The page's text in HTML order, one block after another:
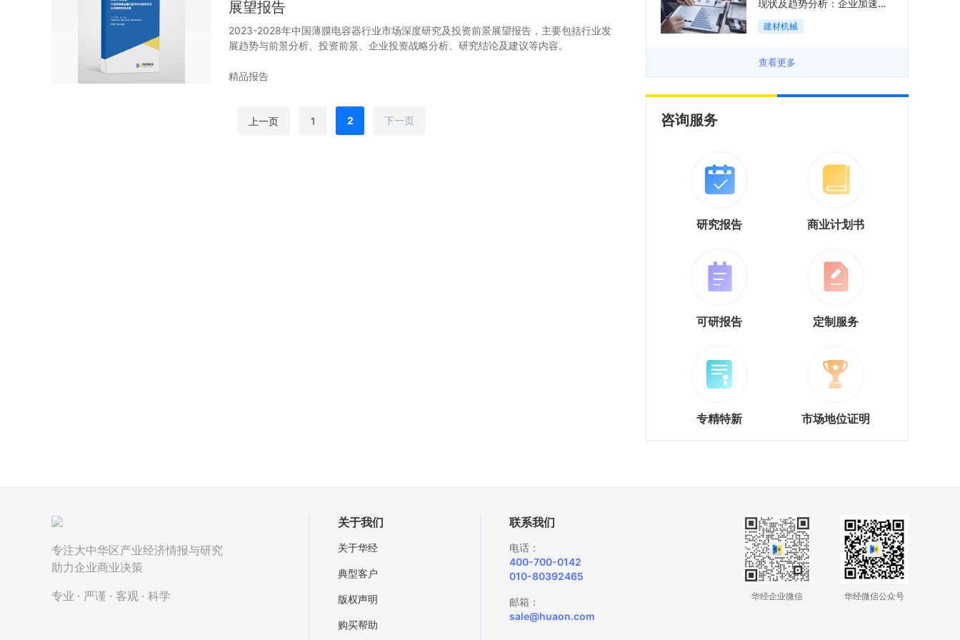
展望报告
2023-2028年中国薄膜电容器行业市场深度研究及投资前景展望报告，主要包括行业发
展趋势与前景分析、投资前景、企业投资战略分析、研究结论及建议等内容。
精品报告
上一页 1 2 下一页
现状及趋势分析：企业加速向
“装备+系统+服务”综合服务商
转型「图」
建材机械
查看更多
咨询服务
研究报告 商业计划书
可研报告 定制服务
专精特新 市场地位证明
专注大中华区产业经济情报与研究
助力企业商业决策
专业 · 严谨 · 客观 · 科学
关于我们
关于华经
典型客户
版权声明
购买帮助
联系我们
电话：
400-700-0142
010-80392465
邮箱：
sale@huaon.com
华经企业微信 华经微信公众号